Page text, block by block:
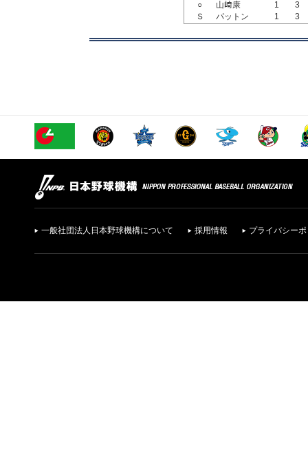
○
山﨑康 1
3
Ｓ
パットン 1 3
一般社団法人日本野球機構について 採用情報 プライバシー